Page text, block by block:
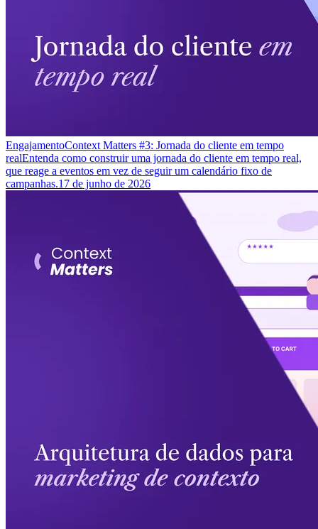
EngajamentoContext Matters #3: Jornada do cliente em tempo
realEntenda como construir uma jornada do cliente em tempo real,
que reage a eventos em vez de seguir um calendário fixo de
campanhas.17 de junho de 2026